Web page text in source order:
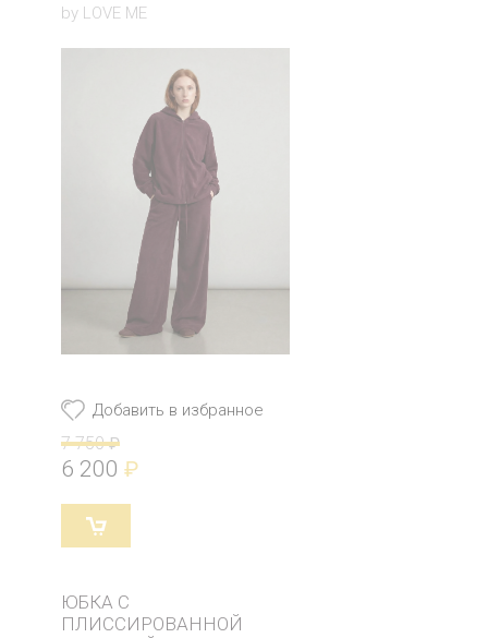
by LOVE ME
Добавить в избранное
7 750 ₽
6 200 ₽
ЮБКА C
ПЛИССИРОВАННОЙ